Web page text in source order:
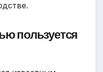
пользуется